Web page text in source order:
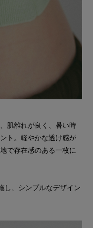
肌離れが良く、暑い時
ト。軽やかな透け感が
で存在感のある一枚に
し、シンプルなデザイン